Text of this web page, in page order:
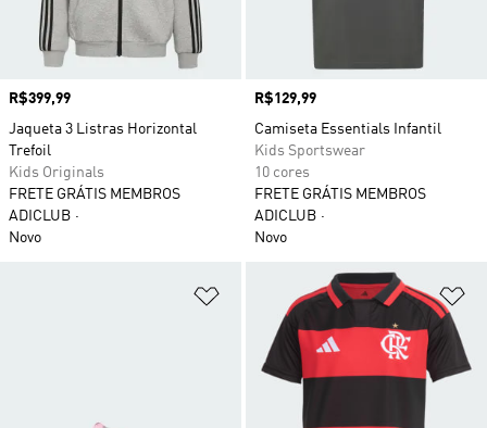
Preço
R$399,99
Jaqueta 3 Listras Horizontal
Trefoil
Kids Originals
FRETE GRÁTIS MEMBROS
ADICLUB
Novo
Preço
R$129,99
Camiseta Essentials Infantil
Kids Sportswear
10 cores
FRETE GRÁTIS MEMBROS
ADICLUB
Novo
Adicionar à Lista de Desejos